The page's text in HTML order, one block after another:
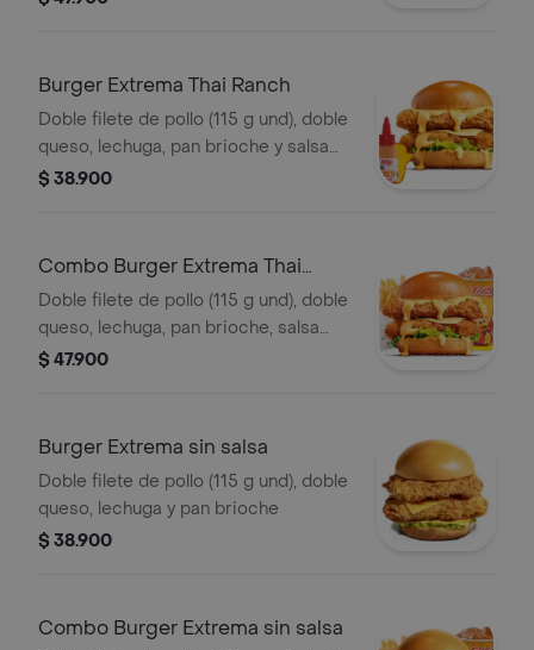
Burger Extrema Thai Ranch
Doble filete de pollo (115 g und), doble
queso, lechuga, pan brioche y salsa
Thai ranch
$ 38.900
Combo Burger Extrema Thai
Ranch
Doble filete de pollo (115 g und), doble
queso, lechuga, pan brioche, salsa
Thai ranch, francesa mediana (60 g) y
$ 47.900
Burger Extrema sin salsa
Doble filete de pollo (115 g und), doble
queso, lechuga y pan brioche
$ 38.900
Combo Burger Extrema sin salsa